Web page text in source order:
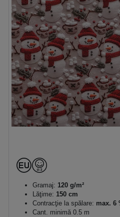
Gramaj: 120 g/m²
Lăţime: 150 cm
Contracţie la spălare: max. 6
Cant. minimă 0.5 m